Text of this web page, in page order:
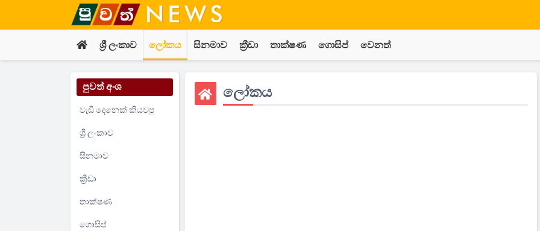
ශ්‍රී ලංකාව ලෝකය සිනමාව ක්‍රීඩා තාක්ෂණ ගොසිප් වෙනත්
පුවත් අංශ
වැඩි දෙනෙක් කියවපු
ශ්‍රී ලංකාව
සිනමාව
ක්‍රීඩා
තාක්ෂණ
ගොසිප්
ලෝකය